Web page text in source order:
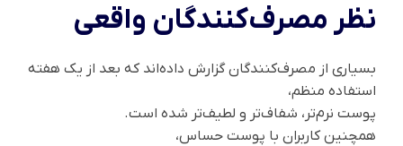
نظر مصرف‌کنندگان واقعی
بسیاری از مصرف‌کنندگان گزارش داده‌اند که بعد از یک هفته
استفاده منظم،
پوست نرم‌تر، شفاف‌تر و لطیف‌تر شده است.
همچنین کاربران با پوست حساس،